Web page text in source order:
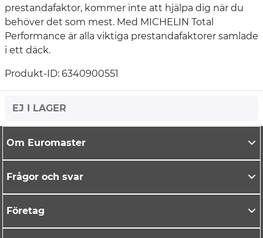
prestandafaktor, kommer inte att hjälpa dig när du
behöver det som mest. Med MICHELIN Total
Performance är alla viktiga prestandafaktorer samlade
i ett däck.
Produkt-ID: 6340900551
EJ I LAGER
Om Euromaster
Frågor och svar
Företag